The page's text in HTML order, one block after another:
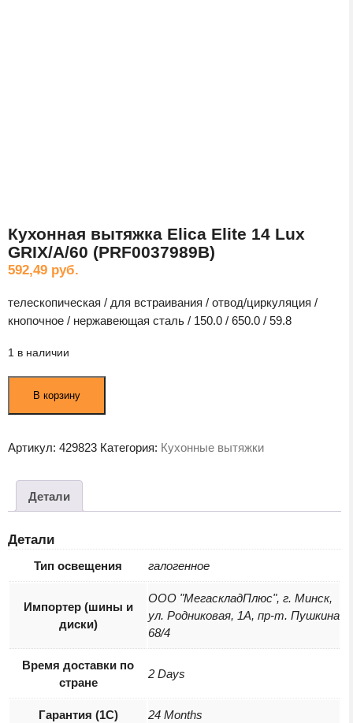
Кухонная вытяжка Elica Elite 14 Lux
GRIX/A/60 (PRF0037989B)
592,49 руб.
телескопическая / для встраивания / отвод/циркуляция /
кнопочное / нержавеющая сталь / 150.0 / 650.0 / 59.8
1 в наличии
товара
Elica
Lux
(PRF0037989B)
В корзину
Артикул: 429823 Категория: Кухонные вытяжки
Детали
Детали
Тип освещения галогенное
Импортер (шины и
диски)
ООО "МегаскладПлюс", г. Минск,
ул. Родниковая, 1А, пр-т. Пушкина
68/4
Время доставки по
стране
2 Days
Гарантия (1С) 24 Months